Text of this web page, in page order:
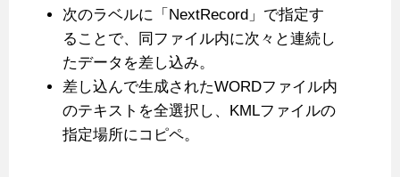
次のラベルに「NextRecord」で指定す
ることで、同ファイル内に次々と連続し
たデータを差し込み。
差し込んで生成されたWORDファイル内
のテキストを全選択し、KMLファイルの
指定場所にコピペ。